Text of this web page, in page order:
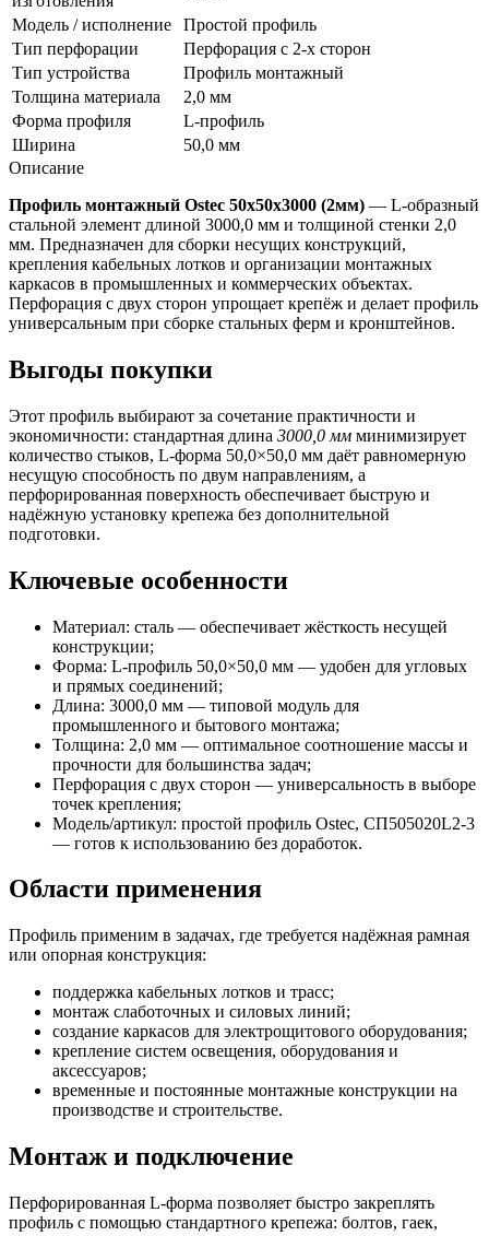
Модель / исполнение
Простой профиль
Тип перфорации
Перфорация с 2-х сторон
Тип устройства
Профиль монтажный
Толщина материала
2,0 мм
Форма профиля
L-профиль
Ширина
50,0 мм
Описание
Профиль монтажный Ostec 50х50х3000 (2мм) — L‑образный
стальной элемент длиной 3000,0 мм и толщиной стенки 2,0
мм. Предназначен для сборки несущих конструкций,
крепления кабельных лотков и организации монтажных
каркасов в промышленных и коммерческих объектах.
Перфорация с двух сторон упрощает крепёж и делает профиль
универсальным при сборке стальных ферм и кронштейнов.
Выгоды покупки
Этот профиль выбирают за сочетание практичности и
экономичности: стандартная длина 3000,0 мм минимизирует
количество стыков, L‑форма 50,0×50,0 мм даёт равномерную
несущую способность по двум направлениям, а
перфорированная поверхность обеспечивает быструю и
надёжную установку крепежа без дополнительной
подготовки.
Ключевые особенности
Материал: сталь — обеспечивает жёсткость несущей
конструкции;
Форма: L‑профиль 50,0×50,0 мм — удобен для угловых
и прямых соединений;
Длина: 3000,0 мм — типовой модуль для
промышленного и бытового монтажа;
Толщина: 2,0 мм — оптимальное соотношение массы и
прочности для большинства задач;
Перфорация с двух сторон — универсальность в выборе
точек крепления;
Модель/артикул: простой профиль Ostec, СП505020L2-3
— готов к использованию без доработок.
Области применения
Профиль применим в задачах, где требуется надёжная рамная
или опорная конструкция:
поддержка кабельных лотков и трасс;
монтаж слаботочных и силовых линий;
создание каркасов для электрощитового оборудования;
крепление систем освещения, оборудования и
аксессуаров;
временные и постоянные монтажные конструкции на
производстве и строительстве.
Монтаж и подключение
Перфорированная L‑форма позволяет быстро закреплять
профиль с помощью стандартного крепежа: болтов, гаек,